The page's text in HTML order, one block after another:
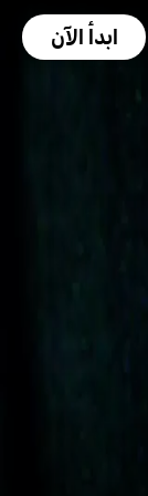
ابدأ الآن